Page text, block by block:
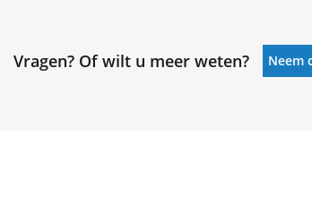
Vragen? Of wilt u meer weten? Neem